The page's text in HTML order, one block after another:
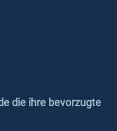
die ihre bevorzugte